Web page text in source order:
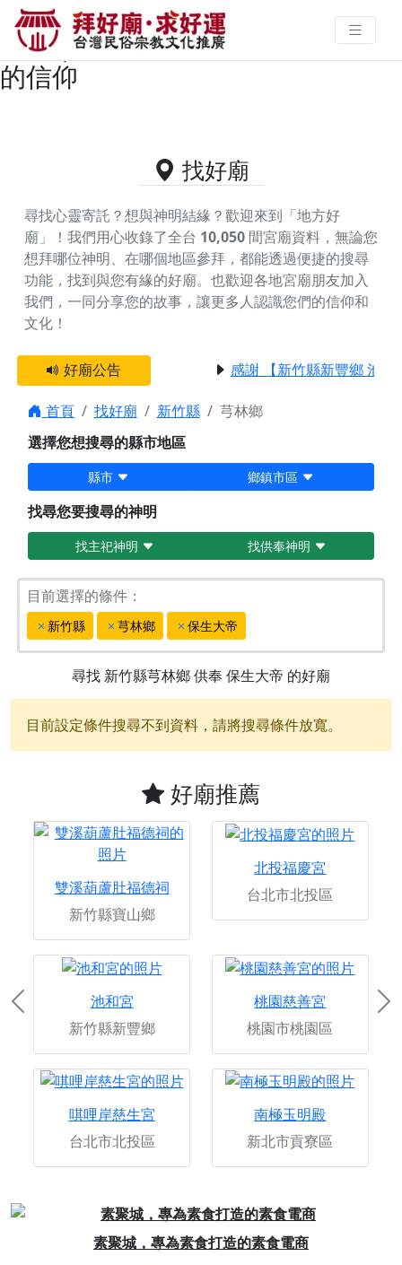
新竹縣芎林鄉供奉保生大帝的好廟
資料｜拜好廟求好運 找到與您有緣
的信仰
找好廟
尋找心靈寄託？想與神明結緣？歡迎來到「地方好
廟」！我們用心收錄了全台 10,050 間宮廟資料，無論您
想拜哪位神明、在哪個地區參拜，都能透過便捷的搜尋
功能，找到與您有緣的好廟。 也歡迎各地宮廟朋友加入
我們，一同分享您的故事，讓更多人認識您們的信仰和
文化！
好廟公告 感謝 【新竹縣新豐鄉 池和
首頁 找好廟 新竹縣
芎林鄉
選擇您想搜尋的縣市地區
縣市 鄉鎮市區
找尋您要搜尋的神明
找主祀神明 找供奉神明
目前選擇的條件：
新竹縣 芎林鄉 保生大帝
尋找 新竹縣芎林鄉供奉 保生大帝 的好廟
目前設定條件搜尋不到資料，請將搜尋條件放寬。
好廟推薦
雙溪葫蘆肚福德祠
新竹縣寶山鄉
北投福慶宮
台北市北投區
池和宮
新竹縣新豐鄉
桃園慈善宮
桃園市桃園區
唭哩岸慈生宮
台北市北投區
南極玉明殿
新北市貢寮區
Previous
素聚城，專為素食打造的素食電商
Previous